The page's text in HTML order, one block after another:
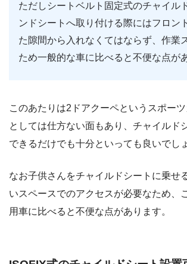
ただしシートベルト固定式のチャイル
ンドシートへ取り付ける際にはフロン
た隙間から入れなくてはならず、作業
ため一般的な車に比べると不便な点が
このあたりは2ドアクーペというスポー
としては仕方ない面もあり、チャイルド
できるだけでも十分といっても良いでし
なお子供さんをチャイルドシートに乗せ
いスペースでのアクセスが必要なため、
用車に比べると不便な点があります。